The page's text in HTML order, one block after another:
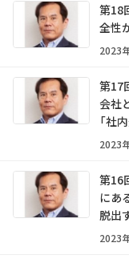
第18
全性
2023
第17
会社
「社
2023
第16
にあ
脱出
2023